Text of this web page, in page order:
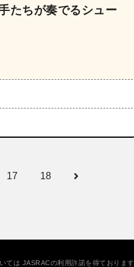
たちが奏でるシュー
17 18
ては JASRACの利用許諾を得ております